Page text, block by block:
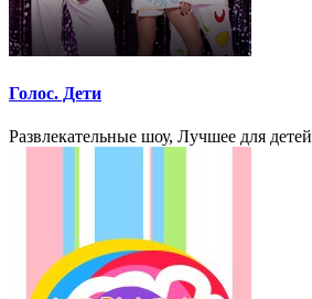
Голос. Дети
Развлекательные шоу, Лучшее для детей